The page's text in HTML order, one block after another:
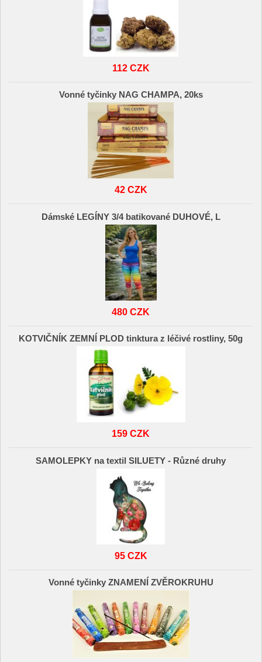
112 CZK
Vonné tyčinky NAG CHAMPA, 20ks
42 CZK
Dámské LEGÍNY 3/4 batikované DUHOVÉ, L
480 CZK
KOTVIČNÍK ZEMNÍ PLOD tinktura z léčivé rostliny, 50g
159 CZK
SAMOLEPKY na textil SILUETY - Různé druhy
95 CZK
Vonné tyčinky ZNAMENÍ ZVĚROKRUHU